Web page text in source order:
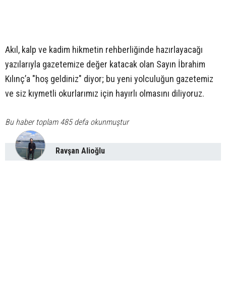
Akıl, kalp ve kadim hikmetin rehberliğinde hazırlayacağı
yazılarıyla gazetemize değer katacak olan Sayın İbrahim
Kılınç’a "hoş geldiniz" diyor; bu yeni yolculuğun gazetemiz
ve siz kıymetli okurlarımız için hayırlı olmasını diliyoruz.
Bu haber toplam 485 defa okunmuştur
Ravşan Alioğlu